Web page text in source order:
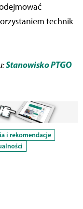
technik
Stanowisko PTGO
i rekomendacje